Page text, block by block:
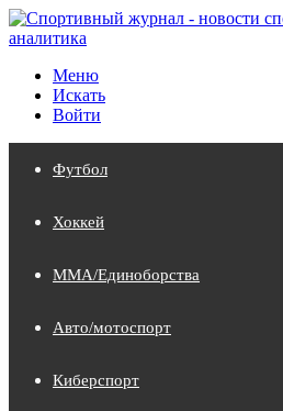
Меню
Искать
Войти
Футбол
Хоккей
MMA/Единоборства
Авто/мотоспорт
Киберспорт